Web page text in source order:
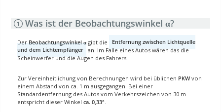
Was ist der Beobachtungswinkel α?
Der Beobachtungswinkel αgibt die
Entfernung zwischen Lichtquelle
und dem Lichtempfänger
an. Im Falle eines Autos wären das die
Scheinwerfer und die Augen des Fahrers.
Zur Vereinheitlichung von Berechnungen wird bei üblichen PKWvon
einem Abstand von ca. 1 m ausgegangen. Bei einer
Standardentfernung des Autos vom Verkehrszeichen von 30 m
entspricht dieser Winkel ca. 0,33°.